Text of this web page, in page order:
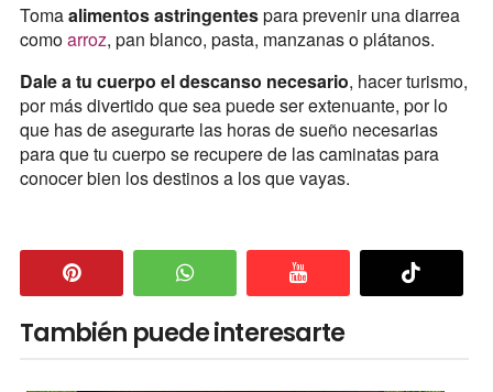
Tomaalimentos astringentespara prevenir una diarrea
comoarroz, pan blanco, pasta, manzanas o plátanos.
Dale a tu cuerpo el descanso necesario, hacer turismo,
por más divertido que sea puede ser extenuante, por lo
que has de asegurarte las horas de sueño necesarias
para que tu cuerpo se recupere de las caminatas para
conocer bien los destinos a los que vayas.
También puede interesarte